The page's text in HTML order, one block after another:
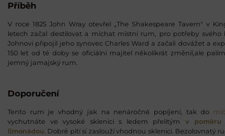
Příběh
V roce 1825 John Wray otevřel „The Shakespeare Tavern" v
letech začal destilovat a míchat místní rum, pro potřeby svého
Johnovi připojil jeho synovec Charles Ward a začali dovážet a
150 let od té doby se oficiální majitel několikrát změnil,ale
jemný jamajský rum.
Doporučení
Tento rum je vhodný jak na nenáročné popíjení, tak do
vychutnáte ve vysoké sklenici s ledem přelitým v poměru
limonádou. Dobré pití si zaslouží vhodnou sklenici. Bezolovnatý